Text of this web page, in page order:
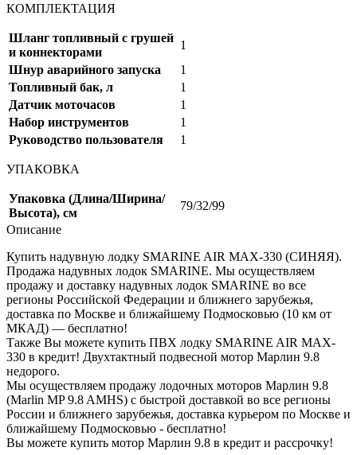
КОМПЛЕКТАЦИЯ
Шланг топливный с грушей
и коннекторами
1
Шнур аварийного запуска
1
Топливный бак, л
1
Датчик моточасов
1
Набор инструментов
1
Руководство пользователя
1
УПАКОВКА
Упаковка (Длина/Ширина/
Высота), см
79/32/99
Описание
Купить надувную лодку SMARINE AIR MAX-330 (СИНЯЯ).
Продажа надувных лодок SMARINE. Мы осуществляем
продажу и доставку надувных лодок SMARINE во все
регионы Российской Федерации и ближнего зарубежья,
доставка по Москве и ближайшему Подмосковью (10 км от
МКАД) — бесплатно!
Также Вы можете купить ПВХ лодку SMARINE AIR MAX-
330 в кредит! Двухтактный подвесной мотор Марлин 9.8
недорого.
Мы осуществляем продажу лодочных моторов Марлин 9.8
(Marlin MP 9.8 AMHS) с быстрой доставкой во все регионы
России и ближнего зарубежья, доставка курьером по Москве и
ближайшему Подмосковью - бесплатно!
Вы можете купить мотор Марлин 9.8 в кредит и рассрочку!